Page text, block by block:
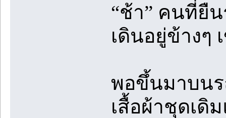
“ช้า” คนที่ยื
เดินอยู่ข้างๆ
พอขึ้นมาบนร
เสื้อผ้าชุดเดิ